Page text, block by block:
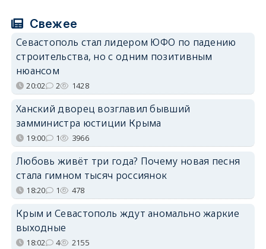
Свежее
Севастополь стал лидером ЮФО по падению
строительства, но с одним позитивным
нюансом
20:02 2 1428
Ханский дворец возглавил бывший
замминистра юстиции Крыма
19:00 1 3966
Любовь живёт три года? Почему новая песня
стала гимном тысяч россиянок
18:20 1 478
Крым и Севастополь ждут аномально жаркие
выходные
18:02 4 2155